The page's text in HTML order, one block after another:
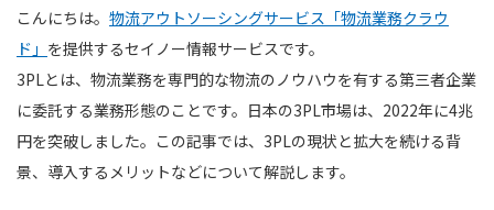
こんにちは。 物流アウトソーシングサービス「物流業務クラウ
ド」 を提供するセイノー情報サービスです。
3PLとは、物流業務を専門的な物流のノウハウを有する第三者企業
に委託する業務形態のことです。日本の3PL市場は、2022年に4兆
円を突破しました。この記事では、3PLの現状と拡大を続ける背
景、導入するメリットなどについて解説します。